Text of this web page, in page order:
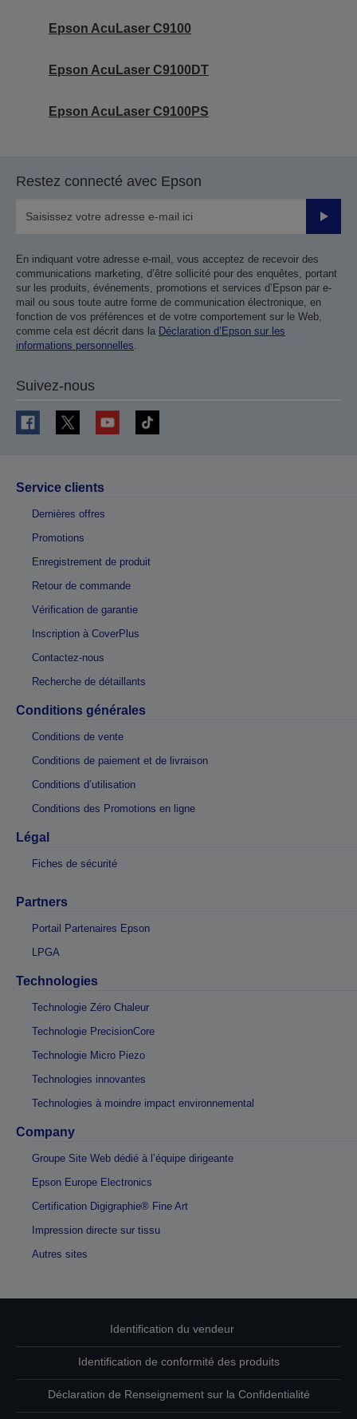
Epson AcuLaser C9100
Epson AcuLaser C9100DT
Epson AcuLaser C9100PS
Restez connecté avec Epson
Valider
En indiquant votre adresse e-mail, vous acceptez de recevoir des
communications marketing, d’être sollicité pour des enquêtes, portant
sur les produits, événements, promotions et services d’Epson par e-
mail ou sous toute autre forme de communication électronique, en
fonction de vos préférences et de votre comportement sur le Web,
comme cela est décrit dans la Déclaration d’Epson sur les
informations personnelles.
Suivez-nous
Service clients
Dernières offres
Promotions
Enregistrement de produit
Retour de commande
Vérification de garantie
Inscription à CoverPlus
Contactez-nous
Recherche de détaillants
Conditions générales
Conditions de vente
Conditions de paiement et de livraison
Conditions d’utilisation
Conditions des Promotions en ligne
Légal
Fiches de sécurité
Partners
Portail Partenaires Epson
LPGA
Technologies
Technologie Zéro Chaleur
Technologie PrecisionCore
Technologie Micro Piezo
Technologies innovantes
Technologies à moindre impact environnemental
Company
Groupe Site Web dédié à l’équipe dirigeante
Epson Europe Electronics
Certification Digigraphie® Fine Art
Impression directe sur tissu
Autres sites
Identification du vendeur
Identification de conformité des produits
Déclaration de Renseignement sur la Confidentialité